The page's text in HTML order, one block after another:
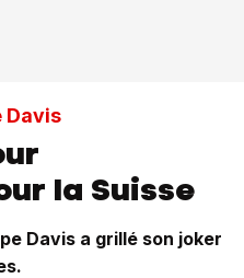
Davis
la Suisse
Davis a grillé son joker